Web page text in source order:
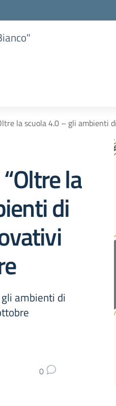
la scuola 4.0 – gli
la
di
ambienti di
0